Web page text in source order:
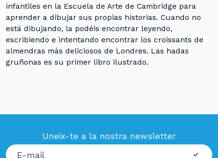
infantiles en la Escuela de Arte de Cambridge para
aprender a dibujar sus propias historias. Cuando no
está dibujando, la podéis encontrar leyendo,
escribiendo e intentando encontrar los croissants de
almendras más deliciosos de Londres. Las hadas
gruñonas es su primer libro ilustrado.
Uneix-te a la nostra newsletter